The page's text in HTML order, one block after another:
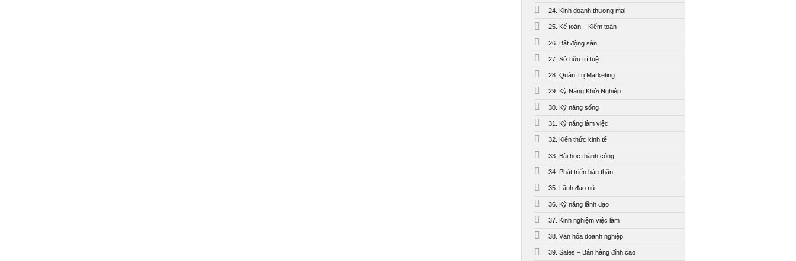
24. Kinh doanh thương mại
25. Kế toán – Kiểm toán
26. Bất động sản
27. Sở hữu trí tuệ
28. Quản Trị Marketing
29. Kỹ Năng Khởi Nghiệp
30. Kỹ năng sống
31. Kỹ năng làm việc
32. Kiến thức kinh tế
33. Bài học thành công
34. Phát triển bản thân
35. Lãnh đạo nữ
36. Kỹ năng lãnh đạo
37. Kinh nghiệm việc làm
38. Văn hóa doanh nghiệp
39. Sales – Bán hàng đỉnh cao